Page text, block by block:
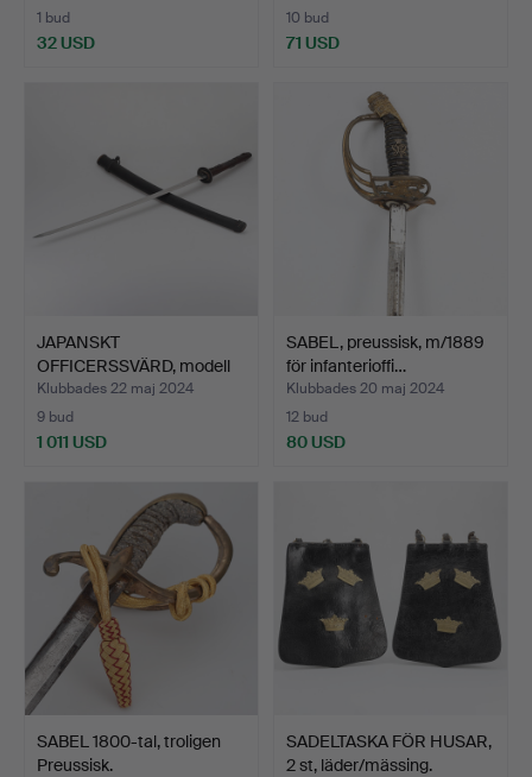
1 bud
32 USD
10 bud
71 USD
JAPANSKT
OFFICERSSVÄRD, modell
M98, Katana.
Klubbades 22 maj 2024
9 bud
1 011 USD
SABEL, preussisk, m/1889
för infanterioffi…
Klubbades 20 maj 2024
12 bud
80 USD
SABEL 1800-tal, troligen
Preussisk.
SADELTASKA FÖR HUSAR,
2 st, läder/mässing.